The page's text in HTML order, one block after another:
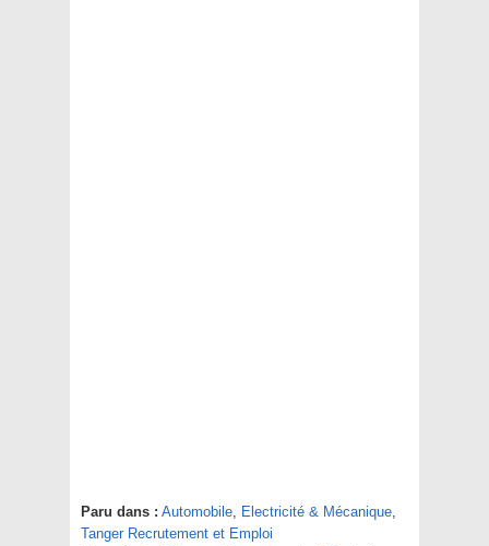
Paru dans : Automobile, Electricité & Mécanique,
Tanger Recrutement et Emploi